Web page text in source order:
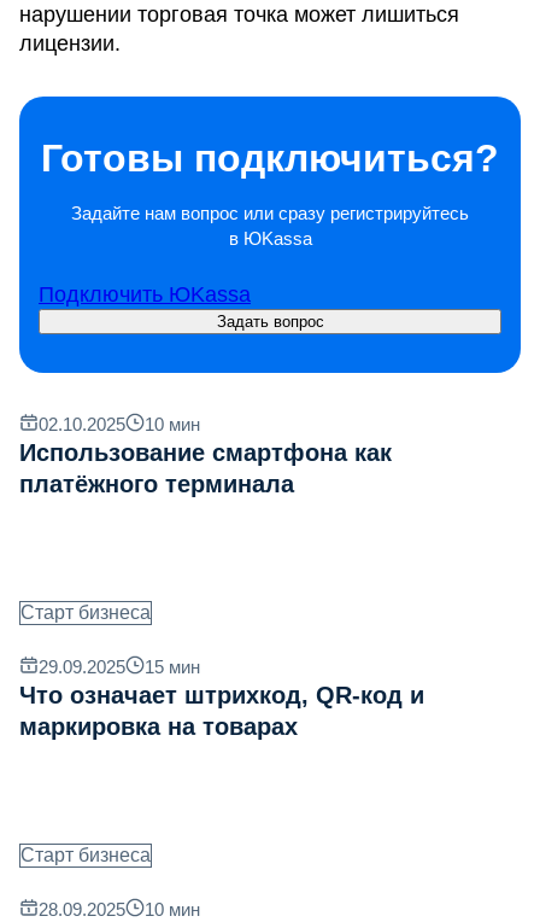
нарушении торговая точка может лишиться
лицензии.
Готовы подключиться?
Задайте нам вопрос или сразу регистрируйтесь
в ЮKassa
Подключить ЮKassa
Задать вопрос
02.10.2025 10 мин
Использование смартфона как
платёжного терминала
Старт бизнеса
29.09.2025 15 мин
Что означает штрихкод, QR‐код и
маркировка на товарах
Старт бизнеса
28.09.2025 10 мин